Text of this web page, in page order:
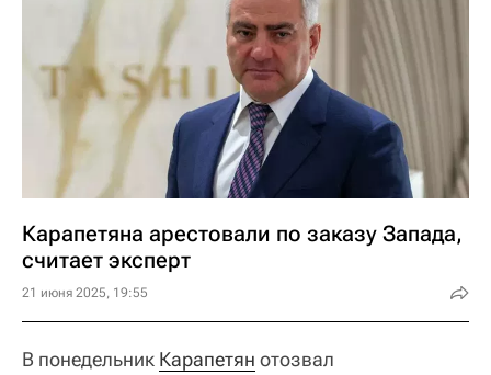
Карапетяна арестовали по заказу Запада,
считает эксперт
21 июня 2025, 19:55
В понедельник Карапетян отозвал